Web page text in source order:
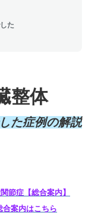
た
整体
た症例の解説
節症【総合案内】
案内はこちら